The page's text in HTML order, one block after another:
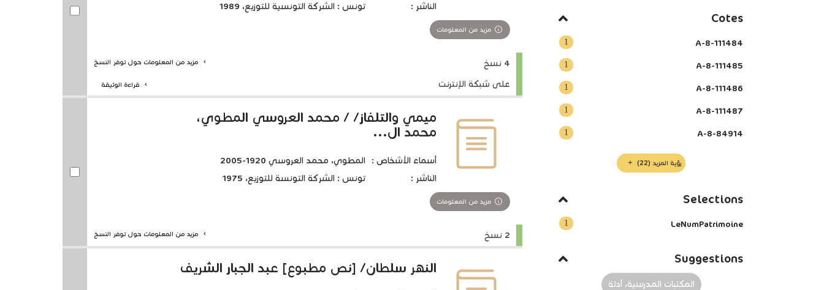
الناشر :
تونس : الشركة التونسية للتوزيع، 1989
مزيد من المعلومات
4 نسخ مزيد من المعلومات حول توفر النسخ
على شبكة الإنترنت قراءة الوثيقة
ميمي والتلفاز/ / محمد العروسي المطوي،
محمد ال...
أسماء الأشخاص :
المطوي، محمد العروسي 1920-2005
الناشر :
تونس : الشركة التونسة للتوزيع، 1975
مزيد من المعلومات
2 نسخ مزيد من المعلومات حول توفر النسخ
النهر سلطان/ [نص مطبوع] عبد الجبار الشريف
Cotes
1 A-8-111484
1 A-8-111485
1 A-8-111486
1 A-8-111487
1 A-8-84914
رؤية المزيد
Selections
1 LeNumPatrimoine
Suggestions
المكتبات المدرسية، أدلة